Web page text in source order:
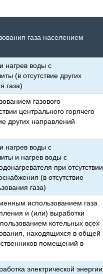
газа населением
нагрев воды с
(в отсутствие других
газа)
газового
центрального горячего
других направлений
нагрев воды с
и нагрев воды с
при отсутствии
(в отсутствие
газа)
использованием газа
и (или) выработки
котельных всех
находящихся в общей
помещений в
электрической энергии